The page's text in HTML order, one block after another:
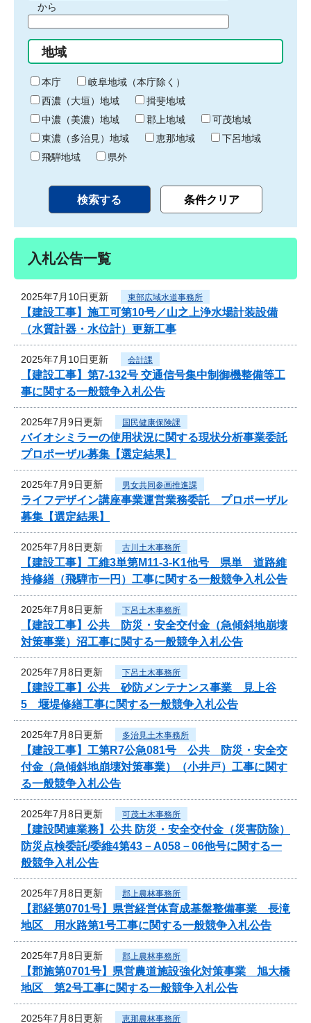
間
始
り
から
間
終
わ
り
地域
本庁
岐阜地域（本庁除く）
西濃（大垣）地域
揖斐地域
中濃（美濃）地域
郡上地域
可茂地域
東濃（多治見）地域
恵那地域
下呂地域
飛騨地域
県外
入札公告一覧
2025年7月10日更新 東部広域水道事務所
【建設工事】施工可第10号／山之上浄水場計装設備
（水質計器・水位計）更新工事
2025年7月10日更新 会計課
【建設工事】第7-132号 交通信号集中制御機整備等工
事に関する一般競争入札公告
2025年7月9日更新 国民健康保険課
バイオシミラーの使用状況に関する現状分析事業委託
プロポーザル募集【選定結果】
2025年7月9日更新 男女共同参画推進課
ライフデザイン講座事業運営業務委託 プロポーザル
募集【選定結果】
2025年7月8日更新 古川土木事務所
【建設工事】工維3単第M11-3-K1他号 県単 道路維
持修繕（飛騨市一円）工事に関する一般競争入札公告
2025年7月8日更新 下呂土木事務所
【建設工事】公共 防災・安全交付金（急傾斜地崩壊
対策事業）沼工事に関する一般競争入札公告
2025年7月8日更新 下呂土木事務所
【建設工事】公共 砂防メンテナンス事業 見上谷
5 堰堤修繕工事に関する一般競争入札公告
2025年7月8日更新 多治見土木事務所
【建設工事】工第R7公急081号 公共 防災・安全交
付金（急傾斜地崩壊対策事業）（小井戸）工事に関す
る一般競争入札公告
2025年7月8日更新 可茂土木事務所
【建設関連業務】公共 防災・安全交付金（災害防除）
防災点検委託/委維4第43－A058－06他号に関する一
般競争入札公告
2025年7月8日更新 郡上農林事務所
【郡経第0701号】県営経営体育成基盤整備事業 長滝
地区 用水路第1号工事に関する一般競争入札公告
2025年7月8日更新 郡上農林事務所
【郡施第0701号】県営農道施設強化対策事業 旭大橋
地区 第2号工事に関する一般競争入札公告
2025年7月8日更新 恵那農林事務所